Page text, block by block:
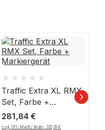
Traffic Extra XL RMX
Set, Farbe +
Markiergerät
281,84 €
zzgl. 19% MwSt / Brutto : 335,39 €